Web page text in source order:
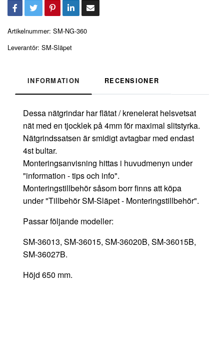
Artikelnummer: SM-NG-360
Leverantör: SM-Släpet
INFORMATION RECENSIONER
Dessa nätgrindar har flätat / krenelerat helsvetsat
nät med en tjocklek på 4mm för maximal slitstyrka.
Nätgrindssatsen är smidigt avtagbar med endast
4st bultar.
Monteringsanvisning hittas i huvudmenyn under
"information - tips och info".
Monteringstillbehör såsom borr finns att köpa
under "Tillbehör SM-Släpet - Monteringstillbehör".
Passar följande modeller:
SM-36013, SM-36015, SM-36020B, SM-36015B,
SM-36027B.
Höjd 650 mm.